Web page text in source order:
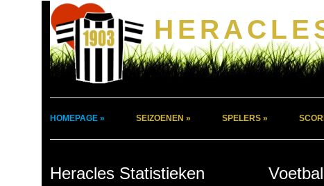
HOMEPAGE » SEIZOENEN » SPELERS »
Heracles Statistieken